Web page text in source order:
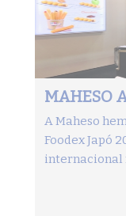
MAHESO
A Maheso
Foodex Japó
internacional